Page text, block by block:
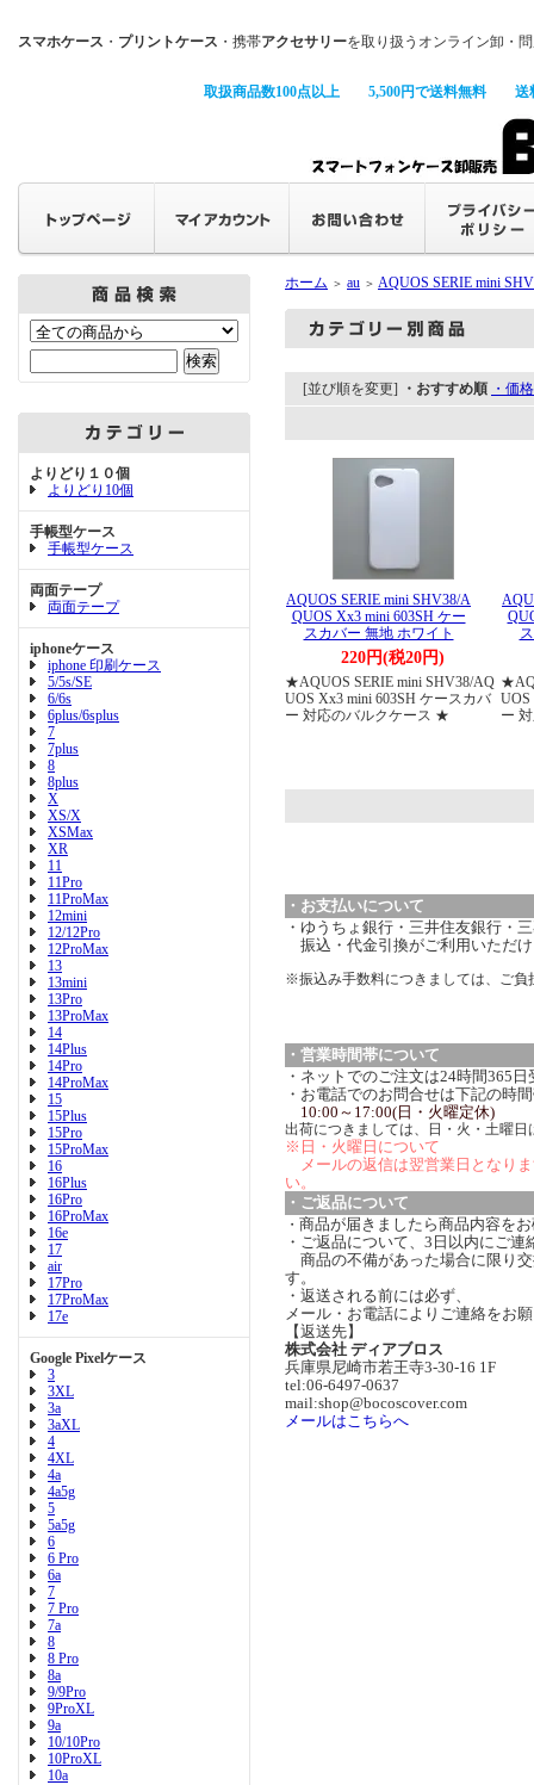
スマホケース ・ プリントケース ・携帯アクセサリーを取り扱うオンライン卸・
取扱商品数100点以上 5,500円で送料無料 送
よりどり１０個
よりどり10個
手帳型ケース
手帳型ケース
両面テープ
両面テープ
iphoneケース
iphone 印刷ケース
5/5s/SE
6/6s
6plus/6splus
7
7plus
8
8plus
X
XS/X
XSMax
XR
11
11Pro
11ProMax
12mini
12/12Pro
12ProMax
13
13mini
13Pro
13ProMax
14
14Plus
14Pro
14ProMax
15
15Plus
15Pro
15ProMax
16
16Plus
16Pro
16ProMax
16e
17
air
17Pro
17ProMax
17e
Google Pixelケース
3
3XL
3a
3aXL
4
4XL
4a
4a5g
5
5a5g
6
6 Pro
6a
7
7 Pro
7a
8
8 Pro
8a
9/9Pro
9ProXL
9a
10/10Pro
10ProXL
10a
ホーム ＞ au ＞ AQUOS SERIE mini
[並び順を変更] ・おすすめ順 ・価
AQUOS SERIE mini SHV38/A
QUOS Xx3 mini 603SH ケー
スカバー 無地 ホワイト
220円(税20円)
★AQUOS SERIE mini SHV38/AQ
UOS Xx3 mini 603SH ケースカバ
ー 対応のバルクケース ★
UOS
ー
・お支払いについて
・ゆうちょ銀行・三井住友銀行・
振込・代金引換がご利用いただ
※振込み手数料につきましては、ご負
・営業時間帯について
・ネットでのご注文は24時間365
・お電話でのお問合せは下記の時
10:00～17:00(日・火曜定休)
出荷につきましては、日・火・土曜日
※日・火曜日について
メールの返信は翌営業日となり
い。
・ご返品について
・ 商品が届きましたら商品内容を
・ご返品について、3日以内にご連
商品の不備があった場合に限り
す。
・返送される前には必ず、
メール・お電話によりご連絡をお
【返送先】
株式会社 ディアブロス
兵庫県尼崎市若王寺3-30-16 1F
tel:06-6497-0637
mail:shop@bocoscover.com
メールはこちらへ